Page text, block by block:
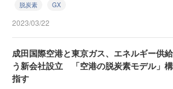
脱炭素 GX
2023/03/22
成田国際空港と東京ガス、エネルギー供
う新会社設立 「空港の脱炭素モデル」
指す